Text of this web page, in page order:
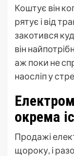
Коштує він
рятує і від
закотився
він
аж поки не
наосліп у
окрема
Продажі
щороку, і